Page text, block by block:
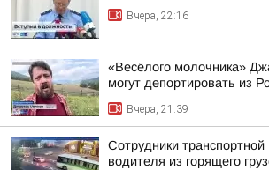
Вчера, 22:16
«Весёлого молочника»
могут депортировать из
Вчера, 21:39
Сотрудники
водителя из горящего